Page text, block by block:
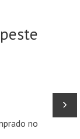
no
›